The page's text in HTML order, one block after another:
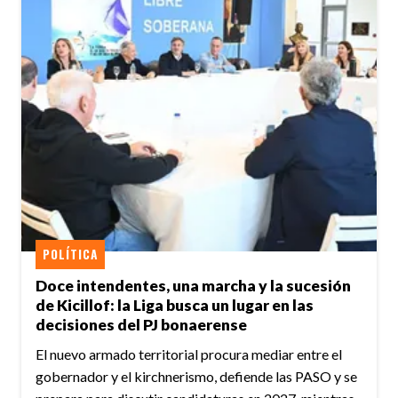
Doce intendentes, una marcha y la sucesión
de Kicillof: la Liga busca un lugar en las
decisiones del PJ bonaerense
POLÍTICA
El nuevo armado territorial procura mediar entre el
gobernador y el kirchnerismo, defiende las PASO y se